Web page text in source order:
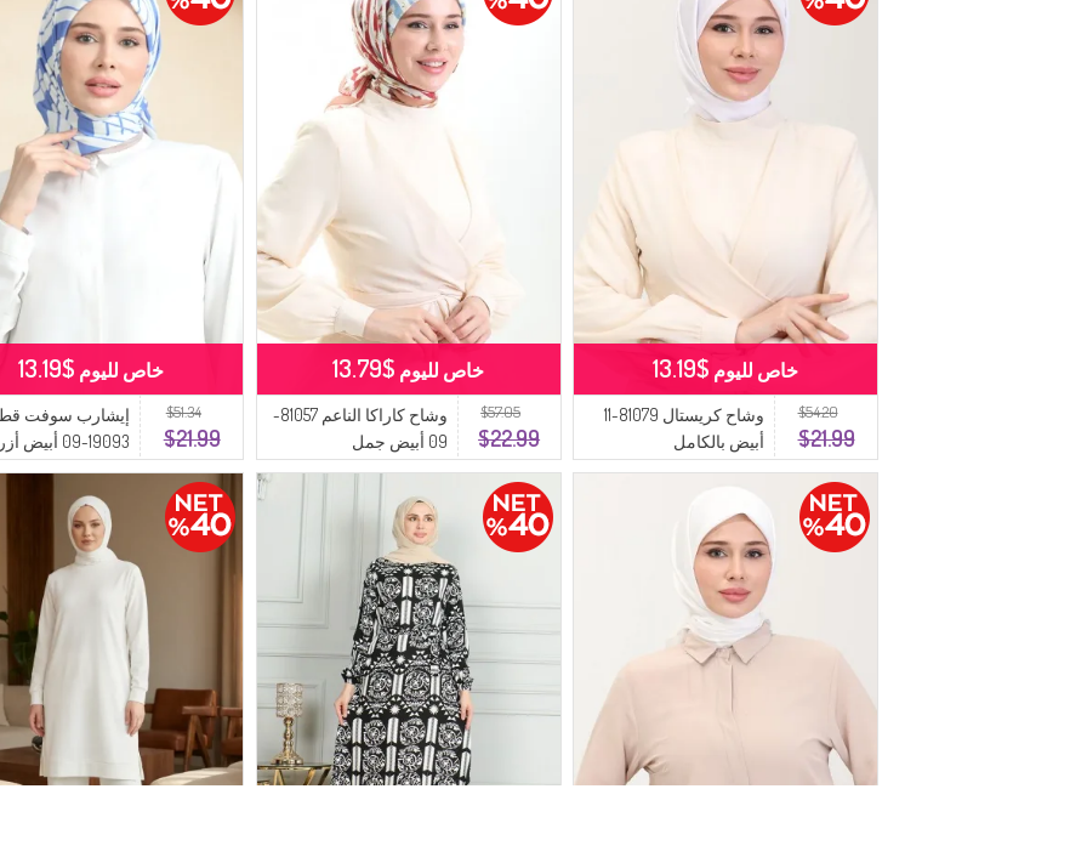
$54.20
$21.99
وشاح كريستال 81079-11
أبيض بالكامل
خاص لليوم $13.19
$57.05
$22.99
وشاح كاراكا الناعم 81057-
09 أبيض جمل
خاص لليوم $13.79
$51.34
$21.99
إيشارب سوفت
19093-09 أبيض أزرق
خاص لليوم $13.19